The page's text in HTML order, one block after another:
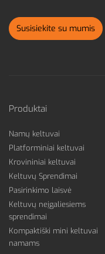
Susisiekite su mumis
Produktai
Namų keltuvai
Platforminiai keltuvai
Krovininiai keltuvai
Keltuvų Sprendimai
Pasirinkimo laisvė
Keltuvų neįgaliesiems
sprendimai
Kompaktiški mini keltuvai
namams